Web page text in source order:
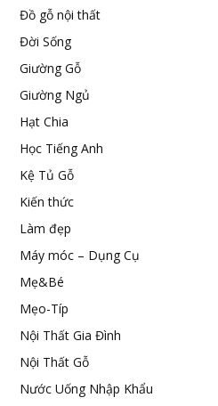
Đồ gỗ nội thất
Đời Sống
Giường Gỗ
Giường Ngủ
Hạt Chia
Học Tiếng Anh
Kệ Tủ Gỗ
Kiến thức
Làm đẹp
Máy móc – Dụng Cụ
Mẹ&Bé
Mẹo-Típ
Nội Thất Gia Đình
Nội Thất Gỗ
Nước Uống Nhập Khẩu